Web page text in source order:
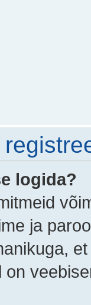
logida?
ja